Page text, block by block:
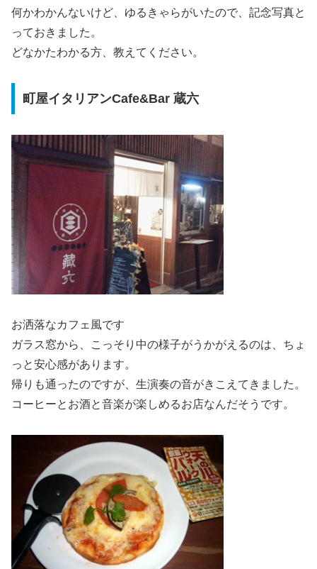
何かわかんないけど、ゆるきゃらがいたので、記念写真と
っておきました。
どなかたわかる方、教えてください。
町屋イタリアンCafe&Bar 蔵六
お洒落なカフェ風です
ガラス窓から、こっそり中の様子がうかがえるのは、ちょ
っと安心感があります。
帰りも通ったのですが、生演奏の音がきこえてきました。
コーヒーとお酒と音楽が楽しめるお店なんだそうです。